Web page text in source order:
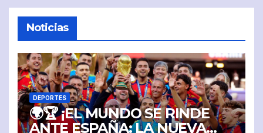
Noticias
DEPORTES
🌍🏆 ¡EL MUNDO SE RINDE
ANTE ESPAÑA: LA NUEVA